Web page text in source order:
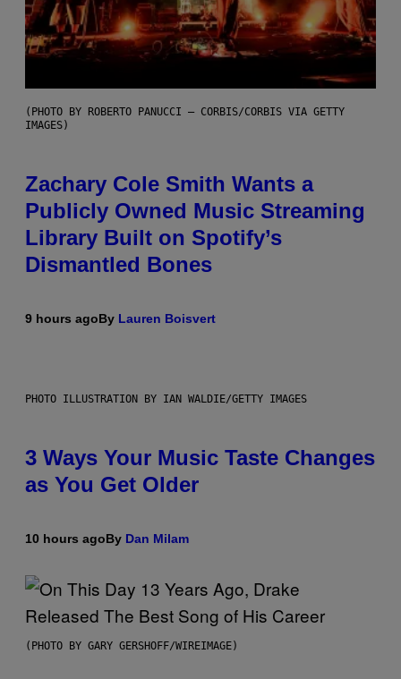
(PHOTO BY ROBERTO PANUCCI – CORBIS/CORBIS VIA GETTY
IMAGES)
Zachary Cole Smith Wants a
Publicly Owned Music Streaming
Library Built on Spotify’s
Dismantled Bones
9 hours agoBy Lauren Boisvert
PHOTO ILLUSTRATION BY IAN WALDIE/GETTY IMAGES
3 Ways Your Music Taste Changes
as You Get Older
10 hours agoBy Dan Milam
(PHOTO BY GARY GERSHOFF/WIREIMAGE)